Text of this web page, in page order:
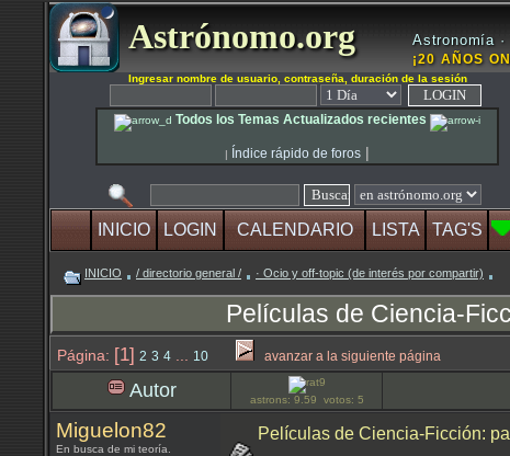
Astrónomo.org Astronomía
¡20 AÑOS
Ingresar nombre de usuario, contraseña, duración de la sesión
Todos los Temas Actualizados recientes
| Índice rápido de foros |
INICIO LOGIN CALENDARIO LISTA TAG'S
INICIO / directorio general / · Ocio y off-topic (de interés por compartir)
Películas de Ciencia-
Página: [1] 2 3 4 10 avanzar a la siguiente página
Autor astrons: 9.59 votos: 5
Miguelon82
En busca de mi teoría.
Películas de Ciencia-Ficción: